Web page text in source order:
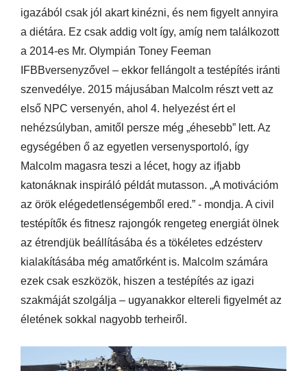
igazából csak jól akart kinézni, és nem figyelt annyira
a diétára. Ez csak addig volt így, amíg nem találkozott
a 2014-es Mr. Olympián Toney Feeman
IFBBversenyzővel – ekkor fellángolt a testépítés iránti
szenvedélye. 2015 májusában Malcolm részt vett az
első NPC versenyén, ahol 4. helyezést ért el
nehézsúlyban, amitől persze még „éhesebb” lett. Az
egységében ő az egyetlen versenysportoló, így
Malcolm magasra teszi a lécet, hogy az ifjabb
katonáknak inspiráló példát mutasson. „A motivációm
az örök elégedetlenségemből ered.” - mondja. A civil
testépítők és fitnesz rajongók rengeteg energiát ölnek
az étrendjük beállításába és a tökéletes edzésterv
kialakításába még amatőrként is. Malcolm számára
ezek csak eszközök, hiszen a testépítés az igazi
szakmáját szolgálja – ugyanakkor eltereli figyelmét az
életének sokkal nagyobb terheiről.